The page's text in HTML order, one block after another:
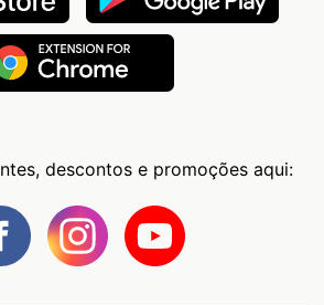
descontos e promoções aqui: